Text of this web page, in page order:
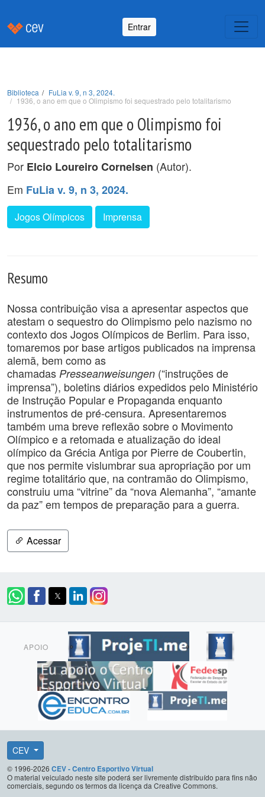
Entrar
Biblioteca
FuLia v. 9, n 3, 2024.
1936, o ano em que o Olimpismo foi sequestrado pelo totalitarismo
1936, o ano em que o Olimpismo foi
sequestrado pelo totalitarismo
Por Elcio Loureiro Cornelsen (Autor).
Em FuLia v. 9, n 3, 2024.
Jogos Olímpicos Imprensa
Resumo
Nossa contribuição visa a apresentar aspectos que
atestam o sequestro do Olimpismo pelo nazismo no
contexto dos Jogos Olímpicos de Berlim. Para isso,
tomaremos por base artigos publicados na imprensa
alemã, bem como as
chamadas Presseanweisungen (“instruções de
imprensa”), boletins diários expedidos pelo Ministério
de Instrução Popular e Propaganda enquanto
instrumentos de pré-censura. Apresentaremos
também uma breve reflexão sobre o Movimento
Olímpico e a retomada e atualização do ideal
olímpico da Grécia Antiga por Pierre de Coubertin,
que nos permite vislumbrar sua apropriação por um
regime totalitário que, na contramão do Olimpismo,
construiu uma “vitrine” da “nova Alemanha”, “amante
da paz” em tempos de preparação para a guerra.
Acessar
APOIO
CEV
© 1996-2026 CEV - Centro Esportivo Virtual
O material veiculado neste site poderá ser livremente distribuído para fins não
comerciais, segundo os termos da licença da Creative Commons.